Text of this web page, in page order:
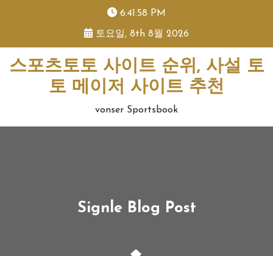
6:41:59 PM
토요일, 8th 8월 2026
스포츠토토 사이트 순위, 사설 토
토 메이저 사이트 추천
vonser Sportsbook
Signle Blog Post